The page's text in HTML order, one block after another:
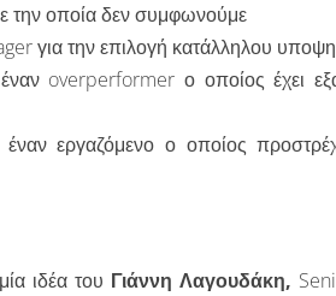
την οποία δεν συμφωνούμε
για την επιλογή κατάλληλου
overperformer ο οποίος έχει
εργαζόμενο ο οποίος
ιδέα του Γιάννη Λαγουδάκη,